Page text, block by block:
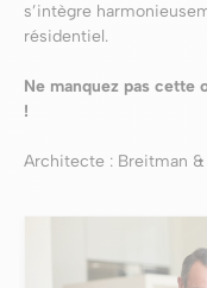
s’intègre
résidentiel.
Ne manquez pas cette
!
Architecte : Breitman